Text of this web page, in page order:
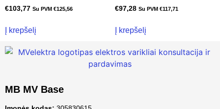
€103,77 Su PVM €125,56
Į krepšelį
€97,28 Su PVM €117,71
Į krepšelį
MB MV Base